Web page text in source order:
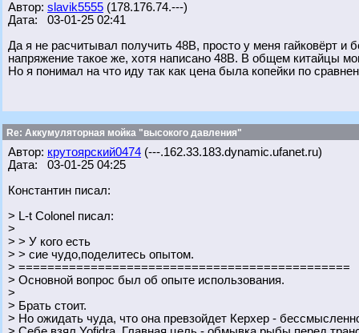
Автор: slavik5555 (178.176.74.---)
Дата: 03-01-25 02:41
Да я не расчитывал получить 48В, просто у меня гайковёрт и
напряжение такое же, хотя написано 48В. В общем китайцы
Но я понимал на что иду так как цена была копейки по
Re: Аккумуляторная мойка "высокого давления"
Автор: крутоярский0474 (---.162.33.183.dynamic.ufanet.ru)
Дата: 03-01-25 04:25
Константин писал:
> L-t Colonel писал:
>
> > У кого есть
> > сие чудо,поделитесь опытом.
> ==============================================
> Основной вопрос был об опыте использования.
>
> Брать стоит.
> Но ожидать чуда, что она превзойдет Керхер -